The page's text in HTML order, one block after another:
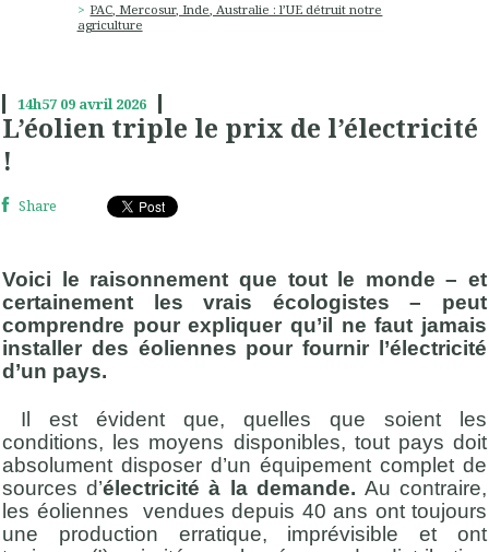
PAC, Mercosur, Inde, Australie : l’UE détruit notre
agriculture
14h57 09 avril 2026
L’éolien triple le prix de l’électricité
!
Share
Voici le raisonnement que tout le monde – et
certainement les vrais écologistes – peut
comprendre pour expliquer qu’il ne faut jamais
installer des éoliennes pour fournir l’électricité
d’un pays.
Il est évident que, quelles que soient les
conditions, les moyens disponibles, tout pays doit
absolument disposer d’un équipement complet de
sources d’électricité à la demande. Au contraire,
les éoliennes vendues depuis 40 ans ont toujours
une production erratique, imprévisible et ont